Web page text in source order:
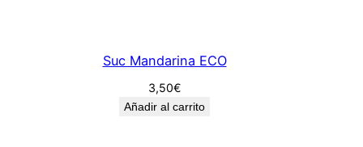
Suc Mandarina ECO
3,50€
Añadir al carrito